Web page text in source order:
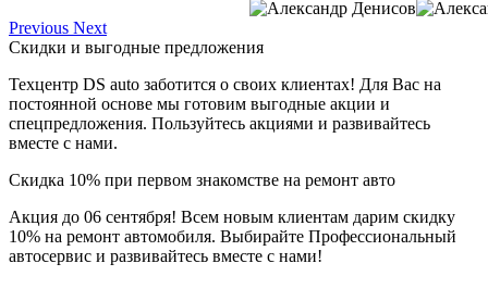
Previous Next
Скидки и выгодные предложения
Техцентр DS auto заботится о своих клиентах! Для Вас на
постоянной основе мы готовим выгодные акции и
спецпредложения. Пользуйтесь акциями и развивайтесь
вместе с нами.
Скидка 10% при первом знакомстве на ремонт авто
Акция до 06 сентября! Всем новым клиентам дарим скидку
10% на ремонт автомобиля. Выбирайте Профессиональный
автосервис и развивайтесь вместе с нами!